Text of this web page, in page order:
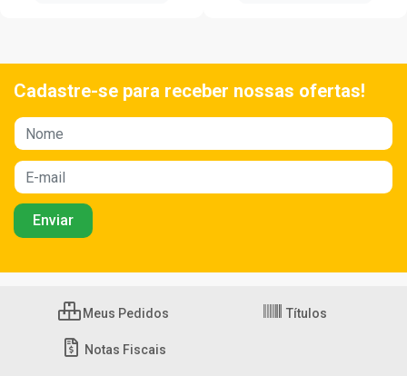
Cadastre-se para receber nossas ofertas!
Meus Pedidos Títulos
Notas Fiscais